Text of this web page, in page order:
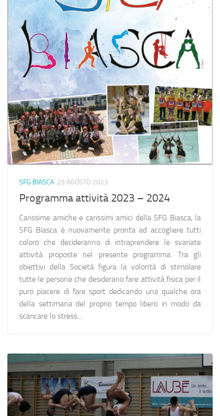
SFG BIASCA 25 AGOSTO 2023
Programma attività 2023 – 2024
Carissime amiche e carissimi amici della SFG Biasca, la
SFG Biasca è nuovamente pronta ad accogliere tutti
coloro che decideranno di intraprendere le svariate
attività proposte nel presente programma. Tra gli
obiettivi della Società figura la volontà di stimolare
tutte le persone che desiderano fare attività fisica per il
puro piacere di fare sport dedicando una qualche ora
della settimana del proprio tempo libero in modo da
scaricare lo stress...